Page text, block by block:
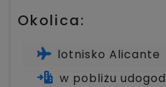
Okolica:
lotnisko Alicante
w pobliżu